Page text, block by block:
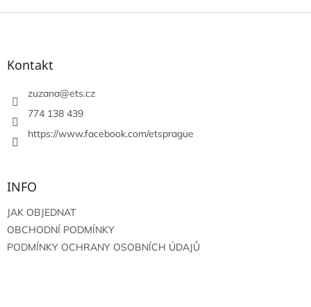
Z
Kontakt
zuzana@ets.cz
774 138 439
https://www.facebook.com/etsprague
INFO
JAK OBJEDNAT
OBCHODNÍ PODMÍNKY
PODMÍNKY OCHRANY OSOBNÍCH ÚDAJŮ